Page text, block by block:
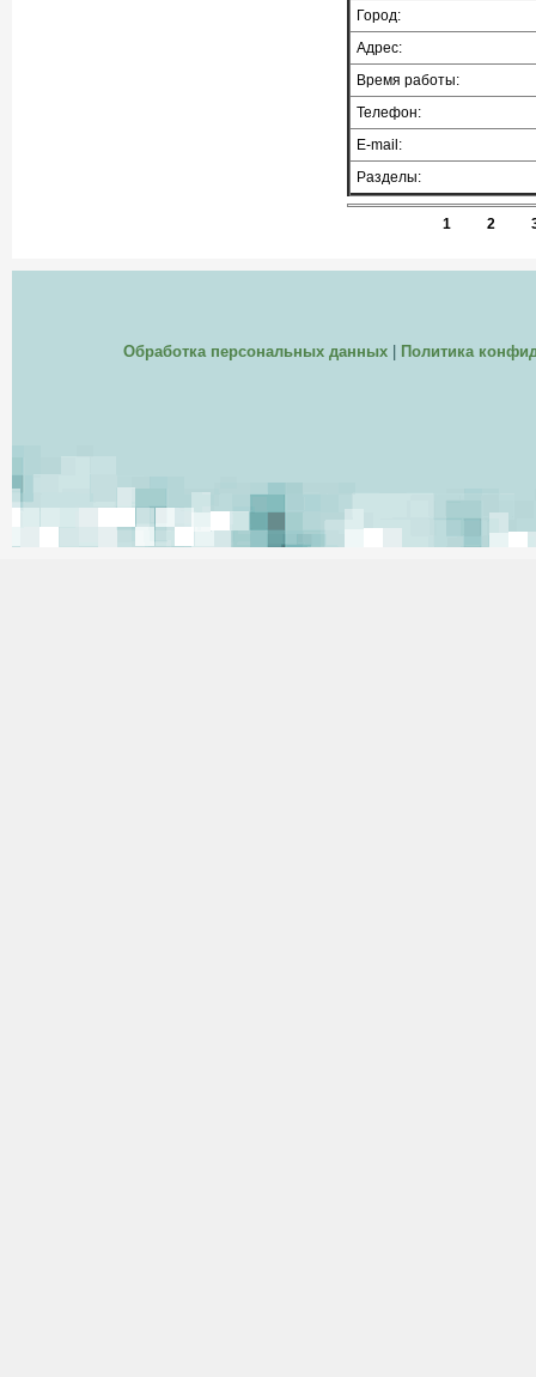
Город:
Адрес:
Время работы:
Телефон:
E-mail:
Разделы:
1 2
Обработка персональных данных| Политика